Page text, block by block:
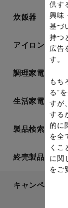
炊飯器
アイロン・衣
調理家電
生活家電
製品検索一覧
終売製品一覧
キャンペーン
供す
興味
基づ
持つ
広告
す。
もち
る”
すが
する
的に
を全
くこ
に関
をご